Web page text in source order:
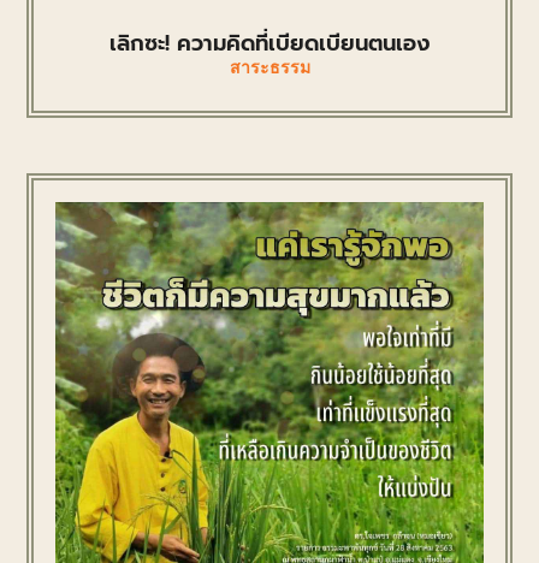
เลิกซะ! ความคิดที่เบียดเบียนตนเอง
สาระธรรม